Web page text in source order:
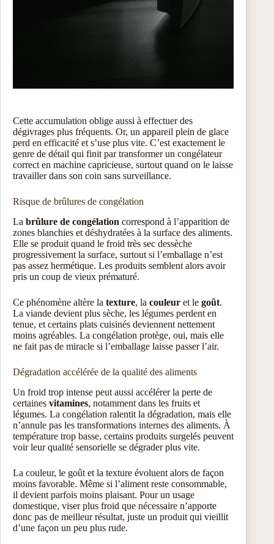
Cette accumulation oblige aussi à effectuer des
dégivrages plus fréquents. Or, un appareil plein de glace
perd en efficacité et s’use plus vite. C’est exactement le
genre de détail qui finit par transformer un congélateur
correct en machine capricieuse, surtout quand on le laisse
travailler dans son coin sans surveillance.
Risque de brûlures de congélation
La brûlure de congélation correspond à l’apparition de
zones blanchies et déshydratées à la surface des aliments.
Elle se produit quand le froid très sec dessèche
progressivement la surface, surtout si l’emballage n’est
pas assez hermétique. Les produits semblent alors avoir
pris un coup de vieux prématuré.
Ce phénomène altère la texture, la couleur et le goût.
La viande devient plus sèche, les légumes perdent en
tenue, et certains plats cuisinés deviennent nettement
moins agréables. La congélation protège, oui, mais elle
ne fait pas de miracle si l’emballage laisse passer l’air.
Dégradation accélérée de la qualité des aliments
Un froid trop intense peut aussi accélérer la perte de
certaines vitamines, notamment dans les fruits et
légumes. La congélation ralentit la dégradation, mais elle
n’annule pas les transformations internes des aliments. À
température trop basse, certains produits surgelés peuvent
voir leur qualité sensorielle se dégrader plus vite.
La couleur, le goût et la texture évoluent alors de façon
moins favorable. Même si l’aliment reste consommable,
il devient parfois moins plaisant. Pour un usage
domestique, viser plus froid que nécessaire n’apporte
donc pas de meilleur résultat, juste un produit qui vieillit
d’une façon un peu plus rude.